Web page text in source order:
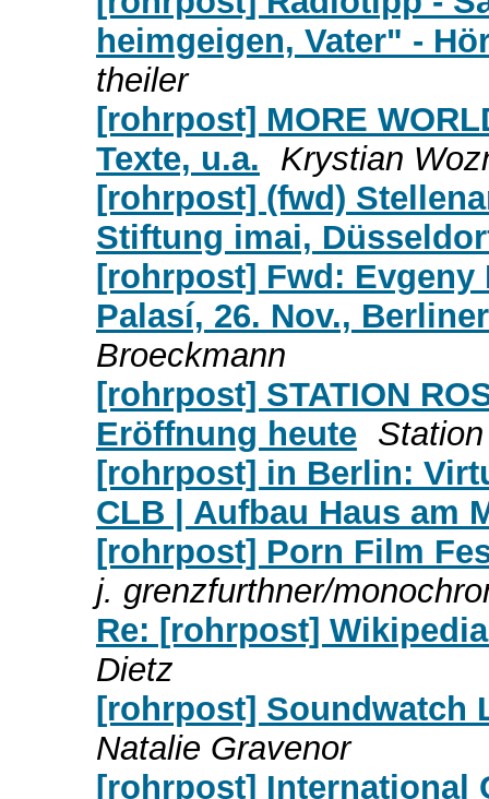
heimgeigen, Vater" -
theiler
[rohrpost] MORE
Texte, u.a.
Krystian
[rohrpost] (fwd)
Stiftung imai,
[rohrpost] Fwd: Evgeny
Palasí, 26. Nov.,
Broeckmann
[rohrpost] STATION
Eröffnung heute
[rohrpost] in Berlin:
CLB | Aufbau Haus am
[rohrpost] Porn Film
j. grenzfurthner/
Re: [rohrpost]
Dietz
[rohrpost] Soundwatch
Natalie Gravenor
[rohrpost] International